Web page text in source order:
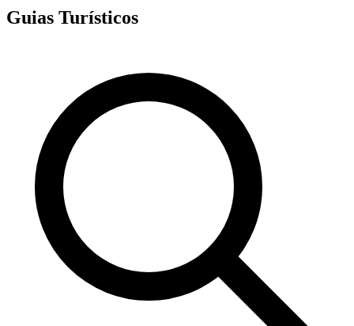
Guias Turísticos